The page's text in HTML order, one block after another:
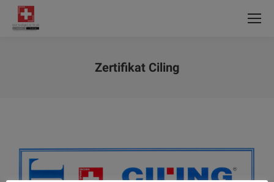
Zertifikat Ciling